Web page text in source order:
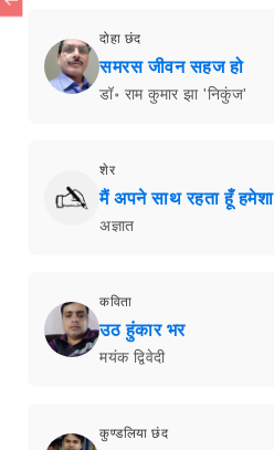
दोहा छंद
समरस जीवन सहज हो
डॉ॰ राम कुमार झा 'निकुंज'
शेर
मैं अपने साथ रहता हूँ हमेशा
अज्ञात
कविता
उठ हुंकार भर
मयंक द्विवेदी
कुण्डलिया छंद